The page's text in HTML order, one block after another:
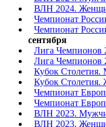
ВЛН 2024.
Чемпионат
Чемпионат
сентября
Лига
Лига
Кубок
Кубок
Чемпионат
Чемпионат
ВЛН 2023.
ВЛН 2023.